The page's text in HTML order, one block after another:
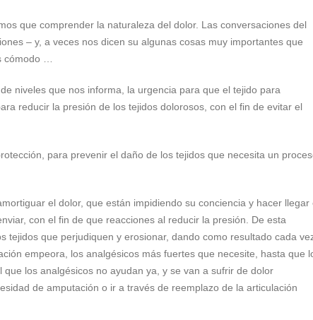
que comprender la naturaleza del dolor. Las conversaciones del
– y, a veces nos dicen su algunas cosas muy importantes que
cómodo …
niveles que nos informa, la urgencia para que el tejido para
reducir la presión de los tejidos dolorosos, con el fin de evitar el
para prevenir el daño de los tejidos que necesita un
el dolor, que están impidiendo su conciencia y hacer llegar
con el fin de que reacciones al reducir la presión. De esta
tejidos que perjudiquen y erosionar, dando como resultado cada
empeora, los analgésicos más fuertes que necesite, hasta que
los analgésicos no ayudan ya, y se van a sufrir de dolor
de amputación o ir a través de reemplazo de la articulación